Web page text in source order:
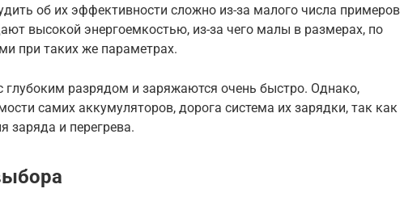
об их эффективности сложно из-за малого числа примеров
высокой энергоемкостью, из-за чего малы в размерах, по
при таких же параметрах.
глубоким разрядом и заряжаются очень быстро. Однако,
самих аккумуляторов, дорога система их зарядки, так как
заряда и перегрева.